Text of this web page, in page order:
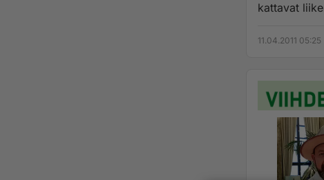
11.04.2011 05:25